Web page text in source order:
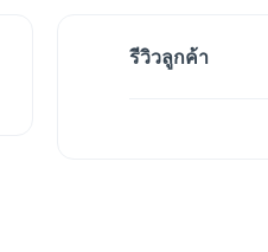
รีวิวลูกค้า